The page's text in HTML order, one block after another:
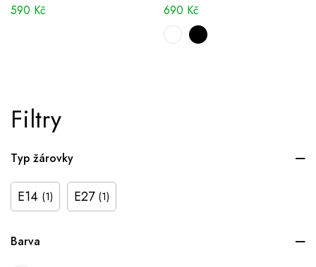
Filtry
Typ žárovky
E14 (1) E27 (1)
Barva
590 Kč 690 Kč